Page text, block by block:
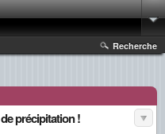
Recherche
précipitation !